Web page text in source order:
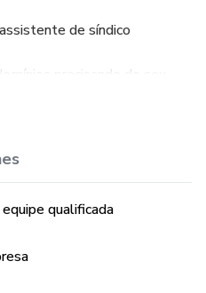
de síndico
precisando do seu
qualificada